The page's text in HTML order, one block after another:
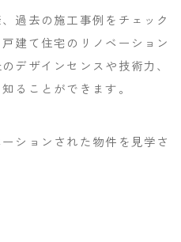
過去の施工事例をチェック
建て住宅のリノベーション
デザインセンスや技術力、
ることができます。
ションされた物件を見学さ